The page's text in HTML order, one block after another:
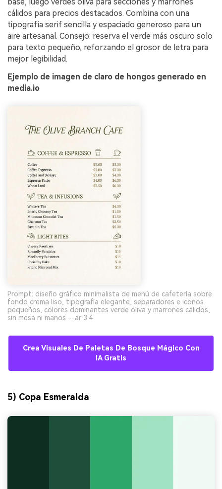
cálidos para precios destacados. Combina con una
tipografía serif sencilla y espaciado generoso para un
aire artesanal. Consejo: reserva el verde más oscuro solo
para texto pequeño, reforzando el grosor de letra para
mejor legibilidad.
Ejemplo de imagen de claro de hongos generado en
media.io
Prompt: diseño gráfico minimalista de menú de cafetería sobre
fondo crema liso, tipografía elegante, separadores e iconos
pequeños, colores dominantes verde oliva y marrones cálidos,
sin mesa ni manos --ar 3:4
Crea Visuales De Paletas De Bosque Mágico Con
IA Gratis
5) Copa Esmeralda